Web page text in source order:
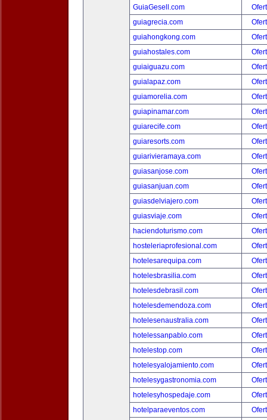
GuiaGesell.com
guiagrecia.com
guiahongkong.com
guiahostales.com
guiaiguazu.com
guialapaz.com
guiamorelia.com
guiapinamar.com
guiarecife.com
guiaresorts.com
guiarivieramaya.com
guiasanjose.com
guiasanjuan.com
guiasdelviajero.com
guiasviaje.com
haciendoturismo.com
hosteleriaprofesional.com
hotelesarequipa.com
hotelesbrasilia.com
hotelesdebrasil.com
hotelesdemendoza.com
hotelesenaustralia.com
hotelessanpablo.com
hotelestop.com
hotelesyalojamiento.com
hotelesygastronomia.com
hotelesyhospedaje.com
hotelparaeventos.com